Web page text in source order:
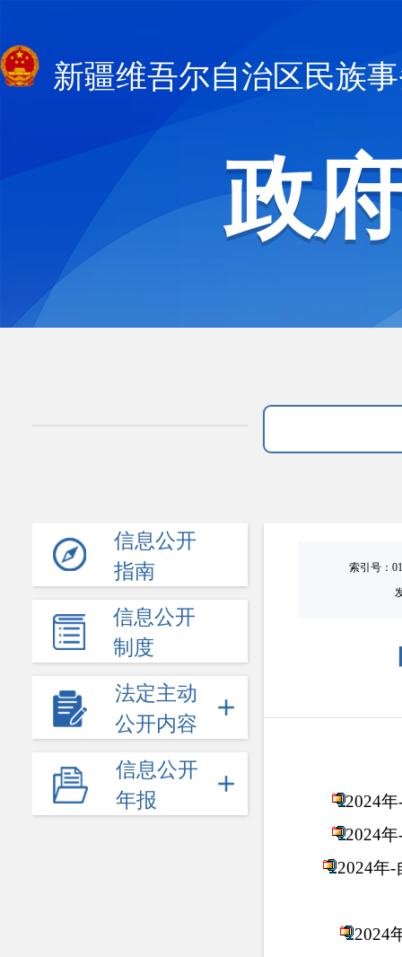
新疆维吾尔自治区民族
政
信息公开
指南
信息公开
制度
法定主动
公开内容
信息公开
年报
索引号：
2024
2024
2024年
2024